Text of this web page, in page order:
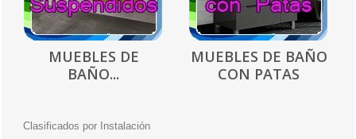
MUEBLES DE
BAÑO...
MUEBLES DE BAÑO
CON PATAS
Clasificados por Instalación